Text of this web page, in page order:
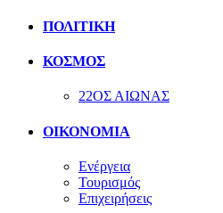
ΠΟΛΙΤΙΚΗ
ΚΟΣΜΟΣ
22ΟΣ ΑΙΩΝΑΣ
ΟΙΚΟΝΟΜΙΑ
Ενέργεια
Τουρισμός
Επιχειρήσεις